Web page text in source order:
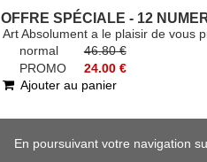
OFFRE SPÉCIALE - 12
Art Absolument a le plaisir de vous
normal
46.80 €
PROMO
24.00 €
Ajouter au panier
En poursuivant votre navigation